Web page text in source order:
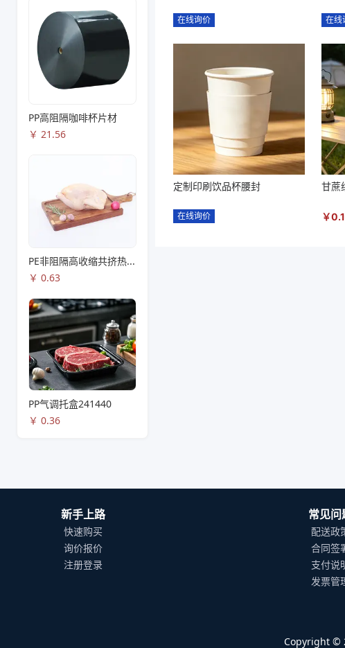
PP高阻隔咖啡杯片材
￥ 21.56
PE非阻隔高收缩共挤热收缩膜S83
￥ 0.63
PP气调托盒241440
￥ 0.36
在线询价 在线
定制印刷饮品杯腰封
在线询价
甘蔗
￥
新手上路
快速购买
询价报价
注册登录
常见问
配送政
合同签
支付说
发票管
Copyright ©